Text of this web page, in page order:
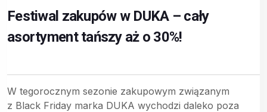
Festiwal zakupów w DUKA – cały
asortyment tańszy aż o 30%!
W tegorocznym sezonie zakupowym związanym
z Black Friday marka DUKA wychodzi daleko poza